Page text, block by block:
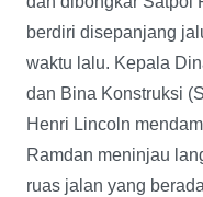
berdiri disepanjang
waktu lalu. Kepala
dan Bina Konstruksi
Henri Lincoln
Ramdan meninjau
ruas jalan yang